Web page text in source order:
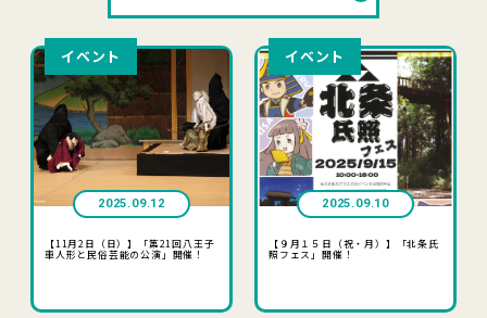
イベント
2025.09.12
【11月2日（日）】「第21回八王子
車人形と民俗芸能の公演」開催！
イベント
2025.09.10
【９月１５日（祝・月）】「北条氏
照フェス」開催！